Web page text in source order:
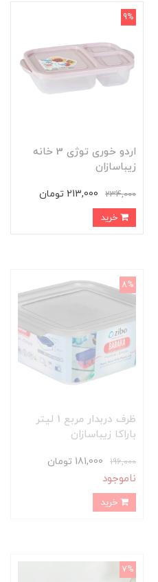
اردو خوری توژی 3 خانه
زیباسازان
234,000 213,000 تومان
9%
ظرف دربدار مربع 1 لیتر
باراکا زیباسازان
196,000 181,000 تومان
8%
ناموجود
7%